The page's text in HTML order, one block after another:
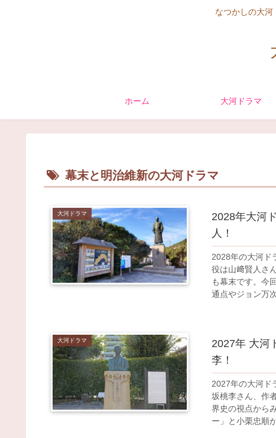
なつかしの大
ホーム 大河ドラマ
幕末と明治維新の大河ドラマ
大河ドラマ
2028年大河
人！
2028年の大河ド
役は山﨑賢人さ
も幕末です。今
通点やジョン万
大河ドラマ
2027年 大河
李！
2027年の大河ド
坂桃李さん、作
界史の視点から
ー」と小栗忠順